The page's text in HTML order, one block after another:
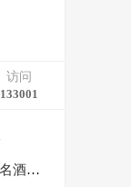
访问
133001
馥郁香亮相莱茵河畔，传递中国名酒东方文化之美